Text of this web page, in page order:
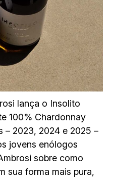
lança o Insolito
100% Chardonnay
– 2023, 2024 e 2025 –
jovens enólogos
sobre como
sua forma mais pura,